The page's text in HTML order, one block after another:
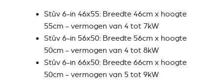
Stûv 6-in 46x55: Breedte 46cm x hoogte
55cm - vermogen van 4 tot 7kW
Stûv 6-in 56x50: Breedte 56cm x hoogte
50cm - vermogen van 4 tot 8kW
Stûv 6-in 66x50: Breedte 66cm x hoogte
50cm - vermogen van 5 tot 9kW